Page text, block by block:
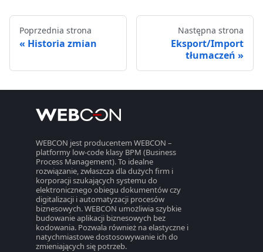
Poprzednia strona
Historia zmian
Następna strona
Eksport/Import
tłumaczeń
WEBCON jest producentem WEBCON –
platformy low-code klasy BPM (Business
Process Management). To idealne
rozwiązanie, zwłaszcza dla dużych firm i
korporacji szukających systemu do
elektronicznego obiegu dokumentów czy
digitalizacji i automatyzacji procesów
biznesowych. WEBCON umożliwia szybkie
budowanie aplikacji biznesowych bez
kodowania. Pozwala również na elastyczne i
natychmiastowe dostosowywanie ich do
zmieniających się potrzeb.